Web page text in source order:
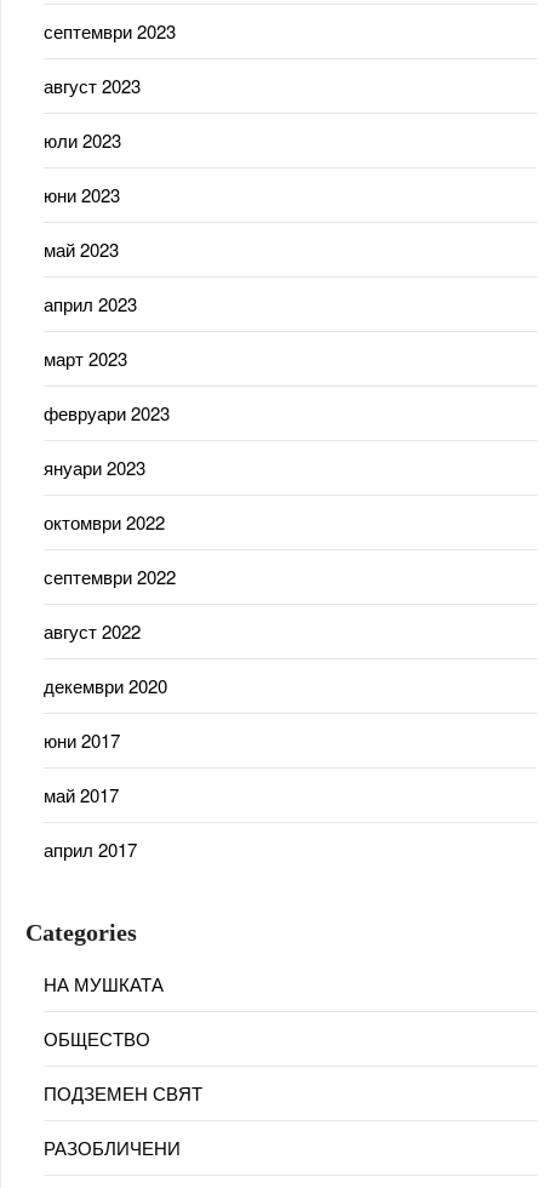
септември 2023
август 2023
юли 2023
юни 2023
май 2023
април 2023
март 2023
февруари 2023
януари 2023
октомври 2022
септември 2022
август 2022
декември 2020
юни 2017
май 2017
април 2017
Categories
НА МУШКАТА
ОБЩЕСТВО
ПОДЗЕМЕН СВЯТ
РАЗОБЛИЧЕНИ